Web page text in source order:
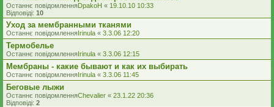
Останнє повідомленняDpakoH « 19.10.10 10:33
Відповіді: 10
Уход за мембранными тканями
Останнє повідомленняIrinula « 3.3.06 12:20
Термобелье
Останнє повідомленняIrinula « 3.3.06 12:15
Мембраны - какие бывают и как их выбирать
Останнє повідомленняIrinula « 3.3.06 11:45
Беговые лыжи
Останнє повідомленняChevalier « 23.1.22 20:36
Відповіді: 2